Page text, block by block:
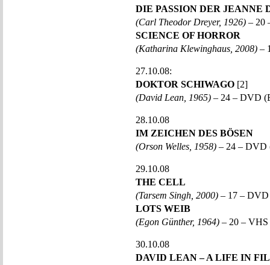
DIE PASSION DER JEANNE
(Carl Theodor Dreyer, 1926) – 20
SCIENCE OF HORROR
(Katharina Klewinghaus, 2008) –
27.10.08:
DOKTOR SCHIWAGO [2]
(David Lean, 1965) – 24 – DVD
28.10.08
IM ZEICHEN DES BÖSEN
(Orson Welles, 1958) – 24 – DVD
29.10.08
THE CELL
(Tarsem Singh, 2000) – 17 –
LOTS WEIB
(Egon Günther, 1964) – 20 – VHS
30.10.08
DAVID LEAN – A LIFE IN